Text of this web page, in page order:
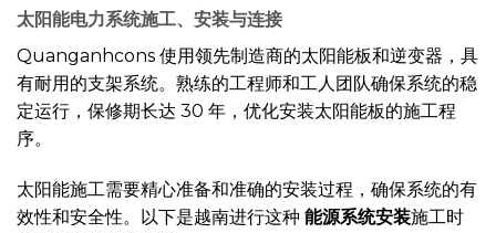
太阳能电力系统施工、安装与连接
Quanganhcons 使用领先制造商的太阳能板和逆变器，具
有耐用的支架系统。熟练的工程师和工人团队确保系统的稳
定运行，保修期长达 30 年，优化安装太阳能板的施工程
序。
太阳能施工需要精心准备和准确的安装过程，确保系统的有
效性和安全性。以下是越南进行这种 能源系统安装施工时